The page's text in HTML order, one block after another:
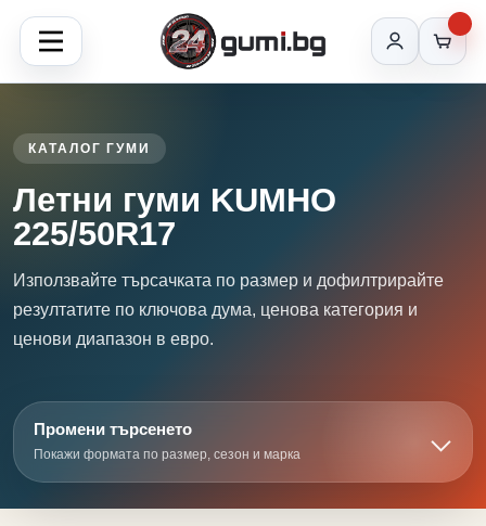
КАТАЛОГ ГУМИ
Летни гуми KUMHO
225/50R17
Използвайте търсачката по размер и дофилтрирайте
резултатите по ключова дума, ценова категория и
ценови диапазон в евро.
Промени търсенето
Покажи формата по размер, сезон и марка